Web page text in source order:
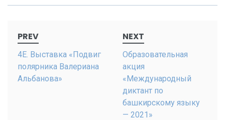
navigation
PREV
4Е. Выставка «Подвиг
полярника Валериана
Альбанова»
NEXT
Образовательная
акция
«Международный
диктант по
башкирскому языку
— 2021»